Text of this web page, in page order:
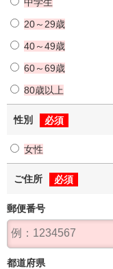
20～29歳
40～49歳
60～69歳
80歳以上
性別 必須
女性
ご住所 必須
郵便番号
都道府県